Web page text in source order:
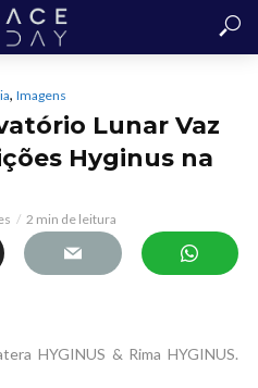
, Imagens
Lunar Vaz
Hyginus na
2 min de leitura
HYGINUS & Rima HYGINUS.